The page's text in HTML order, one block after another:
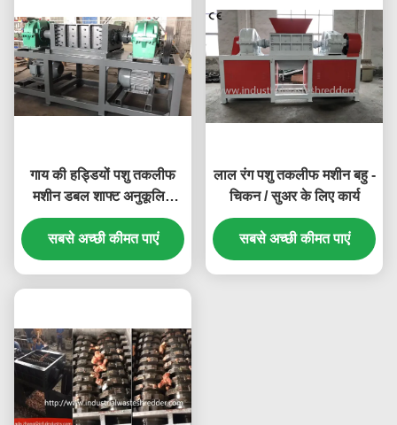
गाय की हड्डियों पशु तकलीफ
मशीन डबल शाफ्ट अनुकूलित
क्षमता के साथ
सबसे अच्छी कीमत पाएं
लाल रंग पशु तकलीफ मशीन बहु -
चिकन / सुअर के लिए कार्य
सबसे अच्छी कीमत पाएं